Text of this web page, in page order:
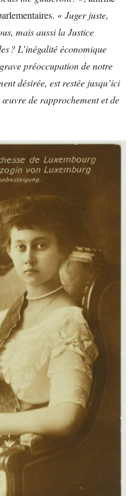
« Juger juste,
mais aussi la Justice
? L’inégalité économique
préoccupation de notre
désirée, est restée jusqu’ici
de rapprochement et de